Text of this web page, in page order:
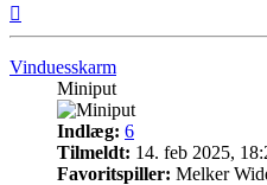
Vinduesskarm
Miniput
Indlæg: 6
Tilmeldt: 14. feb 2025,
Favoritspiller: Melker